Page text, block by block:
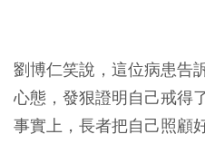
劉博仁笑說，這位病患告
心態，發狠證明自己戒得
事實上，長者把自己照顧